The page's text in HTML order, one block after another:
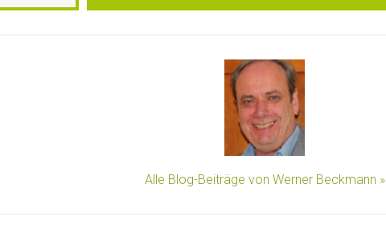
Alle Blog-Beiträge von Werner Beckmann »